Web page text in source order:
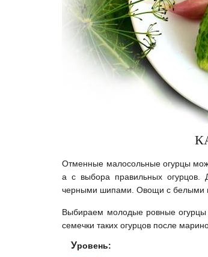
Отменные малосольные огурцы
а с выбора правильных огурцов.
черными шипами. Овощи с белыми
Выбираем молодые ровные
семечки таких огурцов после
Уровень: